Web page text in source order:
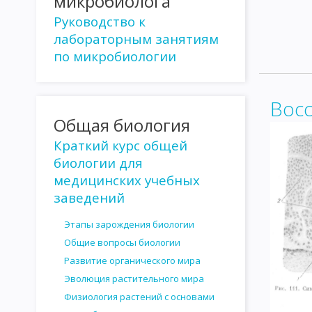
КУЛЬТИВИРОВАНИЕ СПИРОХЕТ И ПРОСТЕЙШИХ
РАСПОСТРАНЕНИЕ МИКРООРГАНИЗМОВ В ПРИРОДЕ
РОЛЬ МИКРООРГАНИЗМОВ В КРУГОВОРОТЕ ВЕЩЕСТВ В
СТЕРИЛИЗАЦИЯ И ДЕЗИНФЕКЦИЯ
АНТИБИОТИКИ, ПОЛУЧЕННЫЕ ИЗ БАКТЕРИЙ
ОПРЕДЕЛЕНИЕ ЧУВСТВИТЕЛЬНОСТИ МИКРОБОВ К
ВЗАИМОДЕЙСТВИЕ ФАГОВ И БАКТЕРИЙ
ЗНАЧЕНИЕ БАКТЕРИОФАГА КАК ФАКТОРА ИЗМЕНЧИВОСТИ
ГЕНОТИПИЧЕСКАЯ ИЗМЕНЧИВОСТЬ
УЧЕНИЕ ОБ ИНФЕКЦИИ РОЛЬ МИКРООРГАНИЗМОВ В
Руководство к
лабораторным занятиям
по микробиологии
Общая биология
Краткий курс общей
биологии для
медицинских учебных
заведений
Этапы зарождения биологии
Общие вопросы биологии
Развитие органического мира
Эволюция растительного мира
Физиология растений с основами